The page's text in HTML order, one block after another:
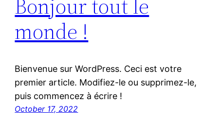
Bonjour tout le
monde !
Bienvenue sur WordPress. Ceci est votre
premier article. Modifiez-le ou supprimez-le,
puis commencez à écrire !
October 17, 2022